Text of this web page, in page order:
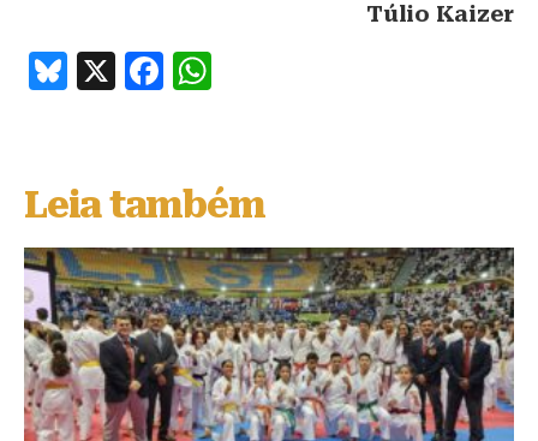
Túlio Kaizer
B
s
k
y
X
F
e
b
o
o
k
s
A
p
p
Leia também